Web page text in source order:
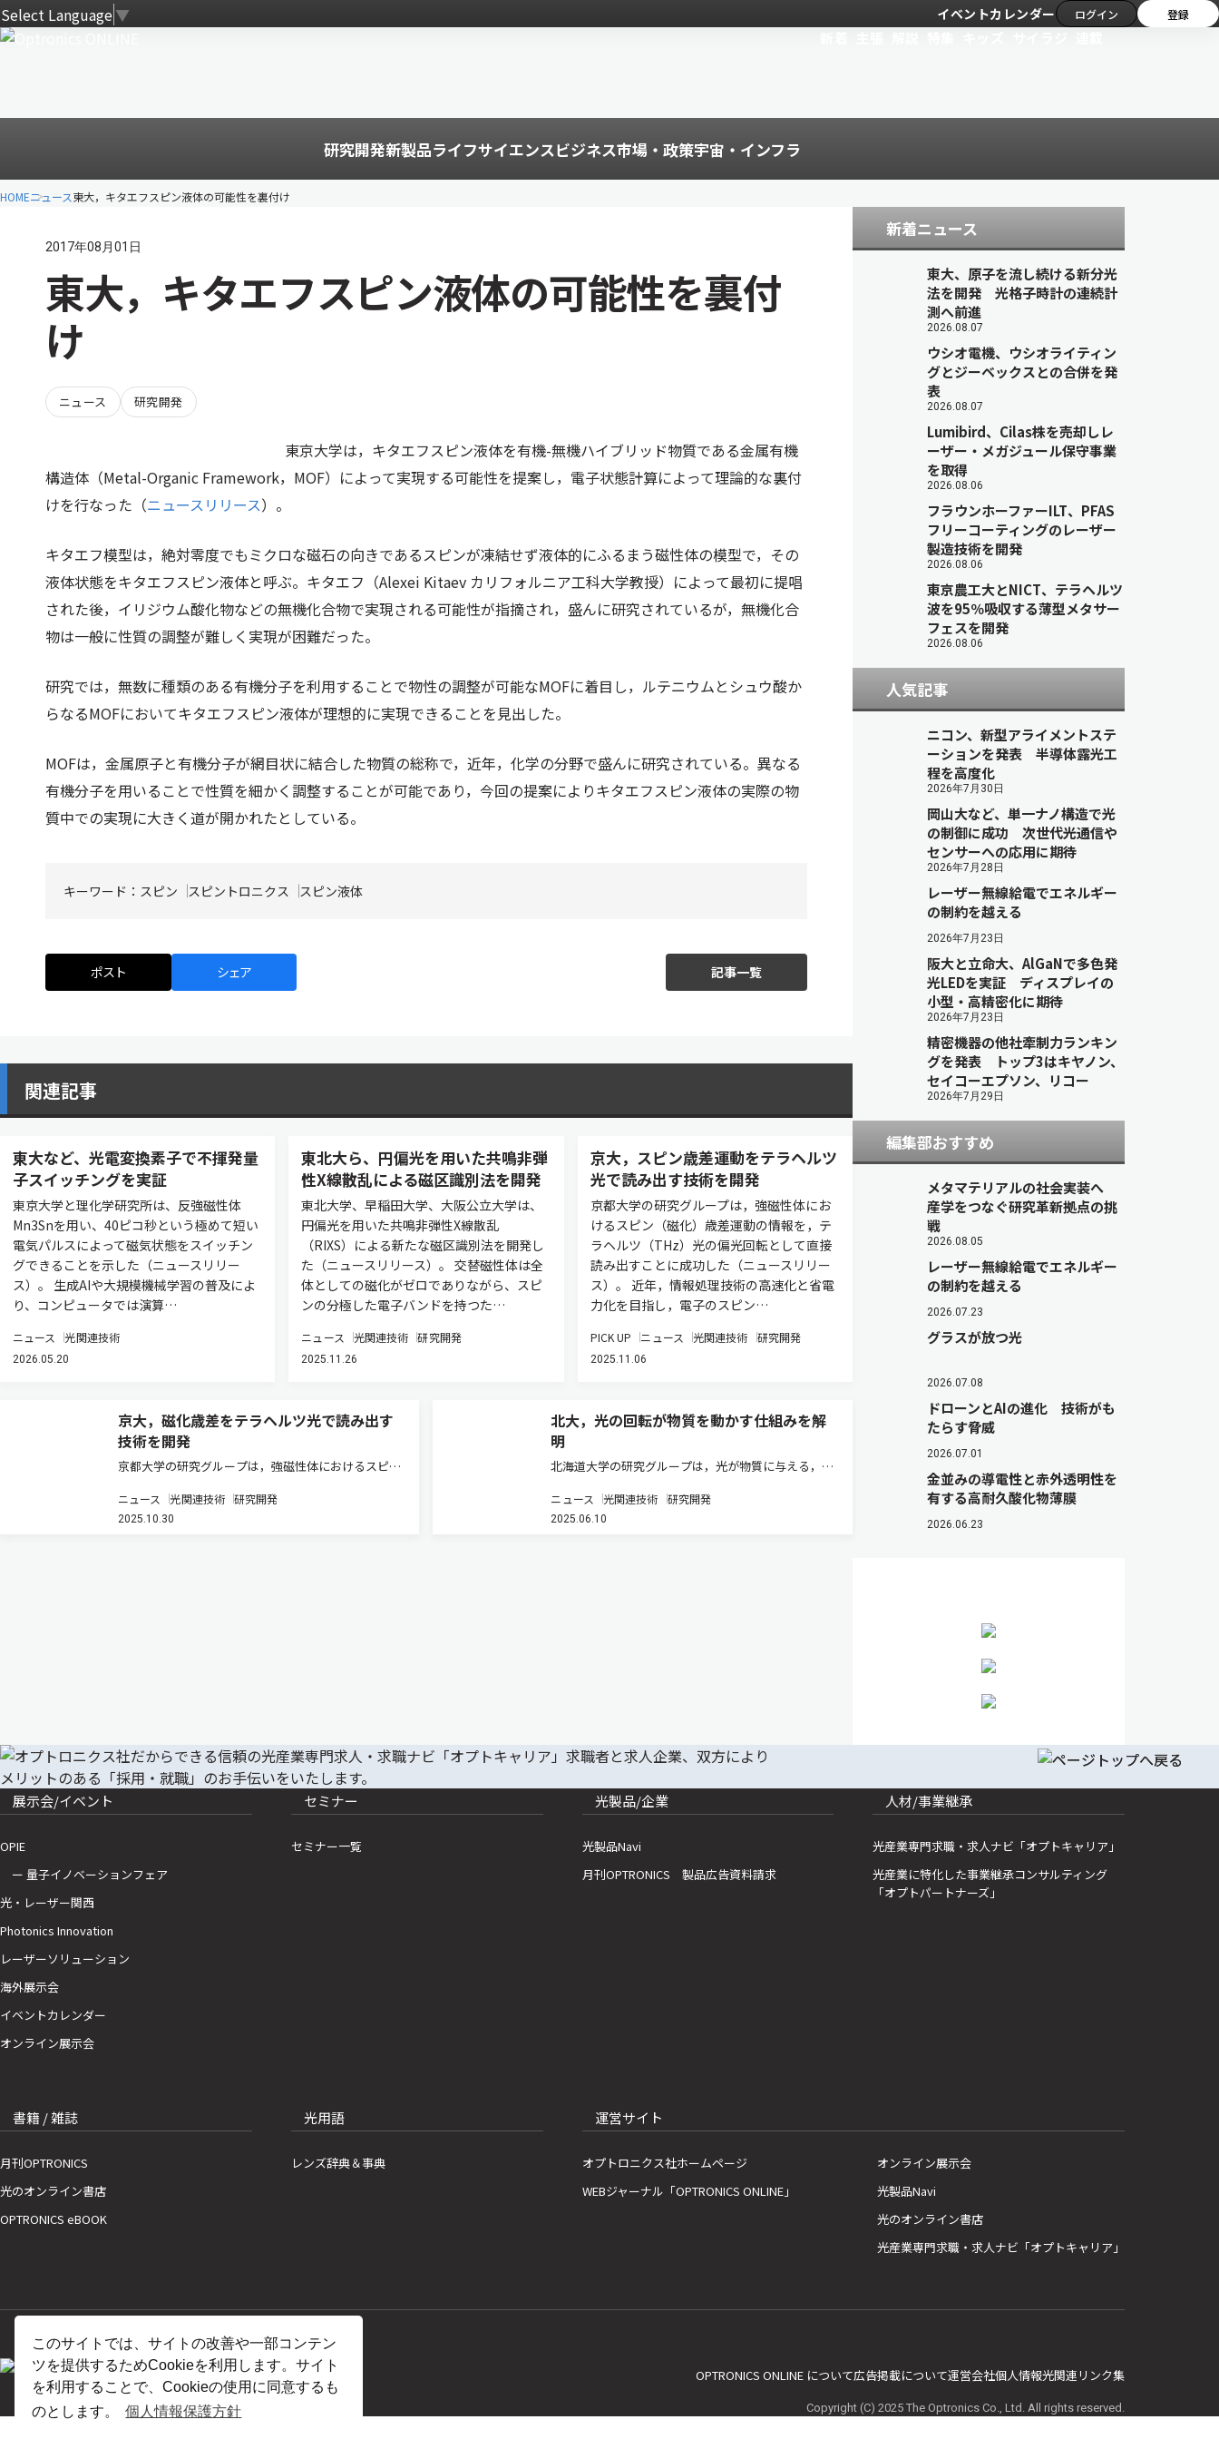
このサイトでは、サイトの改善や一部コンテン
ツを提供するためCookieを利用します。サイト
を利用することで、Cookieの使用に同意するも
のとします。
個人情報保護方針
Select Language▼ イベントカレンダー ログイン 登録
研究開発新製品ライフサイエンスビジネス市場・政策宇宙・インフラ
HOMEニュース東大，キタエフスピン液体の可能性を裏付け
2017年08月01日
東大，キタエフスピン液体の可能性を裏付
け
ニュース 研究開発
東京大学は，キタエフスピン液体を有機-無機ハイブリッド物質である金属有機
構造体（Metal-Organic Framework，MOF）によって実現する可能性を提案し，電子状態計算によって理論的な裏付
けを行なった（ニュースリリース）。
キタエフ模型は，絶対零度でもミクロな磁石の向きであるスピンが凍結せず液体的にふるまう磁性体の模型で，その
液体状態をキタエフスピン液体と呼ぶ。キタエフ（Alexei Kitaev カリフォルニア工科大学教授）によって最初に提唱
された後，イリジウム酸化物などの無機化合物で実現される可能性が指摘され，盛んに研究されているが，無機化合
物は一般に性質の調整が難しく実現が困難だった。
研究では，無数に種類のある有機分子を利用することで物性の調整が可能なMOFに着目し，ルテニウムとシュウ酸か
らなるMOFにおいてキタエフスピン液体が理想的に実現できることを見出した。
MOFは，金属原子と有機分子が網目状に結合した物質の総称で，近年，化学の分野で盛んに研究されている。異なる
有機分子を用いることで性質を細かく調整することが可能であり，今回の提案によりキタエフスピン液体の実際の物
質中での実現に大きく道が開かれたとしている。
キーワード： スピン スピントロニクス スピン液体
ポスト シェア 記事一覧
関連記事
東大など、光電変換素子で不揮発量
子スイッチングを実証
東京大学と理化学研究所は、反強磁性体
Mn3Snを用い、40ピコ秒という極めて短い
電気パルスによって磁気状態をスイッチン
グできることを示した（ニュースリリー
ス）。 生成AIや大規模機械学習の普及によ
り、コンピュータでは演算…
ニュース 光関連技術
2026.05.20
東北大ら、円偏光を用いた共鳴非弾
性X線散乱による磁区識別法を開発
東北大学、早稲田大学、大阪公立大学は、
円偏光を用いた共鳴非弾性X線散乱
（RIXS）による新たな磁区識別法を開発し
た（ニュースリリース）。 交替磁性体は全
体としての磁化がゼロでありながら、スピ
ンの分極した電子バンドを持つた…
ニュース 光関連技術 研究開発
2025.11.26
京大，スピン歳差運動をテラヘルツ
光で読み出す技術を開発
京都大学の研究グループは，強磁性体にお
けるスピン（磁化）歳差運動の情報を，テ
ラヘルツ（THz）光の偏光回転として直接
読み出すことに成功した（ニュースリリー
ス）。 近年，情報処理技術の高速化と省電
力化を目指し，電子のスピン…
PICK UP ニュース 光関連技術 研究開発
2025.11.06
京大，磁化歳差をテラヘルツ光で読み出す
技術を開発
京都大学の研究グループは，強磁性体におけるスピン
偏光回転として直接読み出すことに成功した（ニュー
スリリース）。 従来，磁化の超高速ダイナミクスの検
ニュース 光関連技術 研究開発
2025.10.30
北大，光の回転が物質を動かす仕組みを解
明
北海道大学の研究グループは，光が物質に与える，回
軌道の二つに分け，それぞれの損失量を個別に測定・
解析できる新たな理論を提案した（ニュースリリー
ニュース 光関連技術 研究開発
2025.06.10
新着ニュース
東大、原子を流し続ける新分光
法を開発 光格子時計の連続計
測へ前進
2026.08.07
ウシオ電機、ウシオライティン
グとジーベックスとの合併を発
表
2026.08.07
Lumibird、Cilas株を売却しレ
ーザー・メガジュール保守事業
を取得
2026.08.06
フラウンホーファーILT、PFAS
フリーコーティングのレーザー
製造技術を開発
2026.08.06
東京農工大とNICT、テラヘルツ
波を95％吸収する薄型メタサー
フェスを開発
2026.08.06
人気記事
ニコン、新型アライメントステ
ーションを発表 半導体露光工
程を高度化
2026年7月30日
岡山大など、単一ナノ構造で光
の制御に成功 次世代光通信や
センサーへの応用に期待
2026年7月28日
レーザー無線給電でエネルギー
の制約を越える
2026年7月23日
阪大と立命大、AlGaNで多色発
光LEDを実証 ディスプレイの
小型・高精密化に期待
2026年7月23日
精密機器の他社牽制力ランキン
グを発表 トップ3はキヤノン、
セイコーエプソン、リコー
2026年7月29日
編集部おすすめ
メタマテリアルの社会実装へ
産学をつなぐ研究革新拠点の挑
戦
2026.08.05
レーザー無線給電でエネルギー
の制約を越える
2026.07.23
グラスが放つ光
2026.07.08
ドローンとAIの進化 技術がも
たらす脅威
2026.07.01
金並みの導電性と赤外透明性を
有する高耐久酸化物薄膜
2026.06.23
展示会/イベント
OPIE
ー 量子イノベーションフェア
光・レーザー関西
Photonics Innovation
レーザーソリューション
海外展示会
イベントカレンダー
オンライン展示会
セミナー
セミナー一覧
光製品/企業
光製品Navi
月刊OPTRONICS 製品広告資料請求
人材/事業継承
光産業専門求職・求人ナビ「オプトキャリア」
光産業に特化した事業継承コンサルティング
「オプトパートナーズ」
書籍 / 雑誌
月刊OPTRONICS
光のオンライン書店
OPTRONICS eBOOK
光用語
レンズ辞典＆事典
運営サイト
オプトロニクス社ホームページ
WEBジャーナル「OPTRONICS ONLINE」
オンライン展示会
光製品Navi
光のオンライン書店
光産業専門求職・求人ナビ「オプトキャリア」
OPTRONICS ONLINE について広告掲載について運営会社個人情報光関連リンク集
Copyright (C) 2025 The Optronics Co., Ltd. All rights reserved.